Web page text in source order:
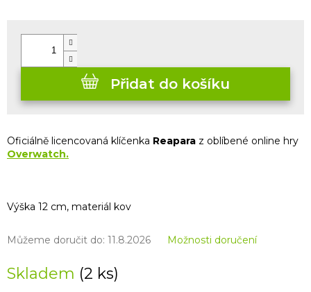
Skladem (2 ks)
Můžeme doručit do: 11.8.2026 Možnosti doručení
Přidat do košíku
Oficiálně licencovaná klíčenka Reapara z oblíbené online hry
Overwatch.
Výška 12 cm, materiál kov